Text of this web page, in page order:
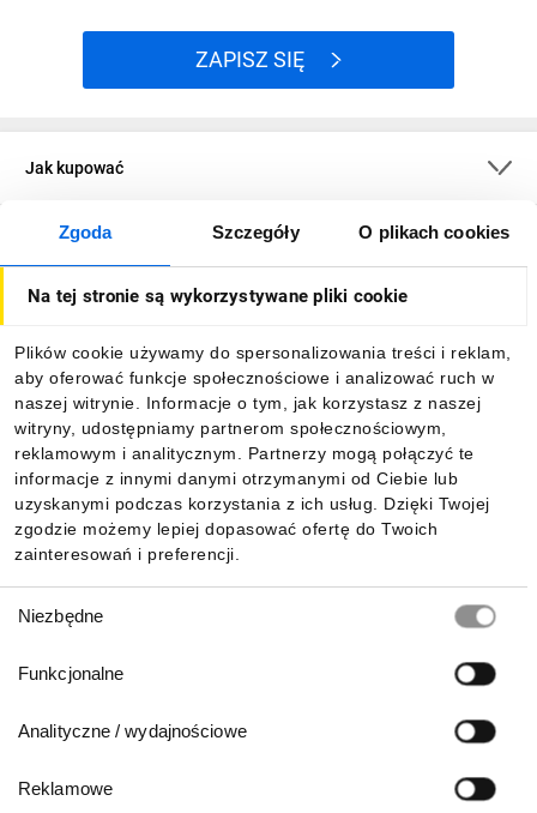
Zgoda Szczegóły O plikach cookies
Na tej stronie są wykorzystywane pliki cookie
Plików cookie używamy do spersonalizowania treści i reklam,
aby oferować funkcje społecznościowe i analizować ruch w
naszej witrynie. Informacje o tym, jak korzystasz z naszej
witryny, udostępniamy partnerom społecznościowym,
reklamowym i analitycznym. Partnerzy mogą połączyć te
informacje z innymi danymi otrzymanymi od Ciebie lub
uzyskanymi podczas korzystania z ich usług. Dzięki Twojej
zgodzie możemy lepiej dopasować ofertę do Twoich
zainteresowań i preferencji.
zgody
Niezbędne
Funkcjonalne
Analityczne / wydajnościowe
Reklamowe
ZAPISZ SIĘ
Jak kupować
O firmie
Informacje
Pobierz naszą aplikację mobilną: